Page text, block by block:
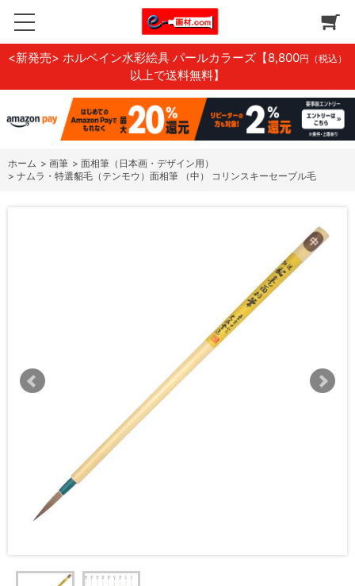
<新発売> ホルベイン水彩絵具 パールカラーズ 【8,800円（税込）
以上で送料無料】
ホーム > 画筆 > 面相筆（日本画・デザイン用）
> ナムラ・特選貂毛（テンモウ）面相筆 （中） コリンスキーセーブル毛